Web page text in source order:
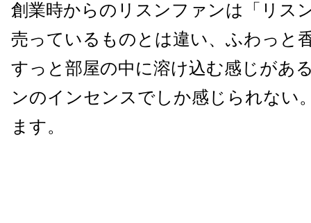
創業時からのリスンファンは「リス
売っているものとは違い、ふわっと
すっと部屋の中に溶け込む感じがあ
ンのインセンスでしか感じられない
ます。